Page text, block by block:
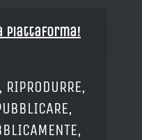
piattaforma!
RIPRODURRE,